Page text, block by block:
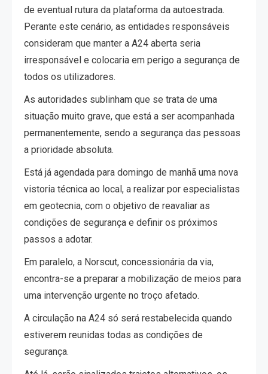
de eventual rutura da plataforma da autoestrada.
Perante este cenário, as entidades responsáveis
consideram que manter a A24 aberta seria
irresponsável e colocaria em perigo a segurança de
todos os utilizadores.
As autoridades sublinham que se trata de uma
situação muito grave, que está a ser acompanhada
permanentemente, sendo a segurança das pessoas
a prioridade absoluta.
Está já agendada para domingo de manhã uma nova
vistoria técnica ao local, a realizar por especialistas
em geotecnia, com o objetivo de reavaliar as
condições de segurança e definir os próximos
passos a adotar.
Em paralelo, a Norscut, concessionária da via,
encontra-se a preparar a mobilização de meios para
uma intervenção urgente no troço afetado.
A circulação na A24 só será restabelecida quando
estiverem reunidas todas as condições de
segurança.